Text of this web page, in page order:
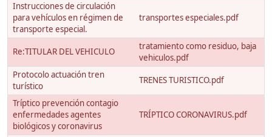
Instrucciones de circulación
para vehículos en régimen de
transporte especial.
transportes especiales.pdf
Re:TITULAR DEL VEHICULO
tratamiento como residuo, baja
vehiculos.pdf
Protocolo actuación tren
turístico
TRENES TURISTICO.pdf
Tríptico prevención contagio
enfermedades agentes
biológicos y coronavirus
TRÍPTICO CORONAVIRUS.pdf